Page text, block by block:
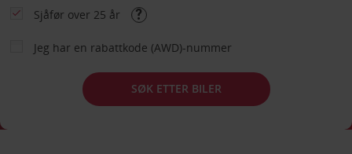
Sjåfør over 25 år
Jeg har en rabattkode (AWD)-nummer
SØK ETTER BILER